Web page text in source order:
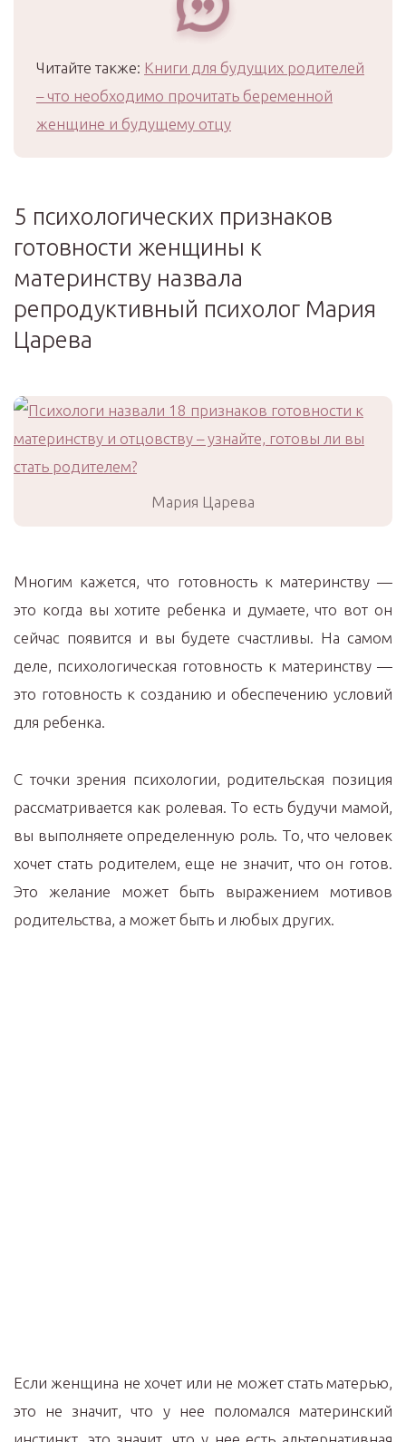
Читайте также: Книги для будущих родителей
– что необходимо прочитать беременной
женщине и будущему отцу
5 психологических признаков
готовности женщины к
материнству назвала
репродуктивный психолог Мария
Царева
Мария Царева
Многим кажется, что готовность к материнству —
это когда вы хотите ребенка и думаете, что вот он
сейчас появится и вы будете счастливы. На самом
деле, психологическая готовность к материнству —
это готовность к созданию и обеспечению условий
для ребенка.
С точки зрения психологии, родительская позиция
рассматривается как ролевая. То есть будучи мамой,
вы выполняете определенную роль. То, что человек
хочет стать родителем, еще не значит, что он готов.
Это желание может быть выражением мотивов
родительства, а может быть и любых других.
Если женщина не хочет или не может стать матерью,
это не значит, что у нее поломался материнский